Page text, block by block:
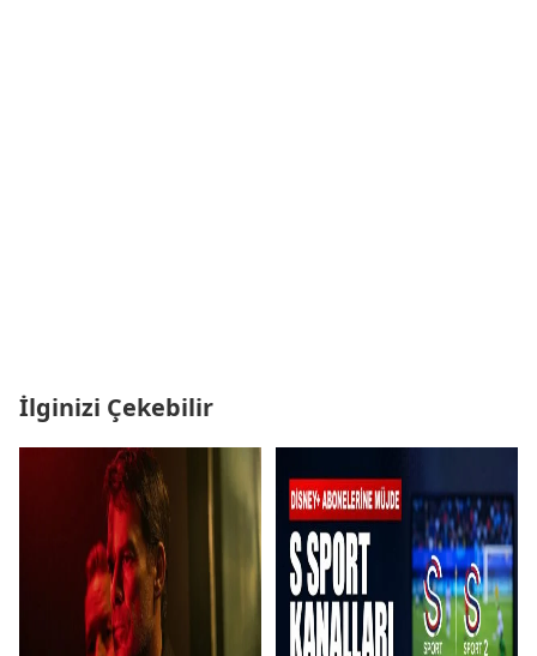
İlginizi Çekebilir